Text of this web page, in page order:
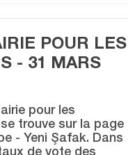
POUR LES
- 31 MARS
pour les
trouve sur la page
- Yeni Şafak. Dans
de vote des